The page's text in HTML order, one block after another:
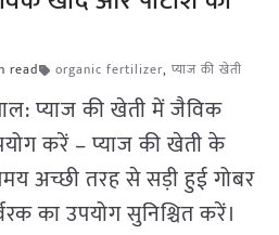
read organic fertilizer, प्याज की खेती
प्याज की खेती में जैविक
करें – प्याज की खेती के
अच्छी तरह से सड़ी हुई गोबर
का उपयोग सुनिश्चित करें।